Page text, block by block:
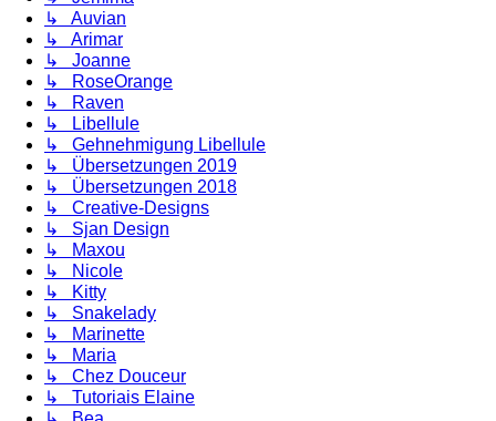
↳ Auvian
↳ Arimar
↳ Joanne
↳ RoseOrange
↳ Raven
↳ Libellule
↳ Gehnehmigung Libellule
↳ Übersetzungen 2019
↳ Übersetzungen 2018
↳ Creative-Designs
↳ Sjan Design
↳ Maxou
↳ Nicole
↳ Kitty
↳ Snakelady
↳ Marinette
↳ Maria
↳ Chez Douceur
↳ Tutoriais Elaine